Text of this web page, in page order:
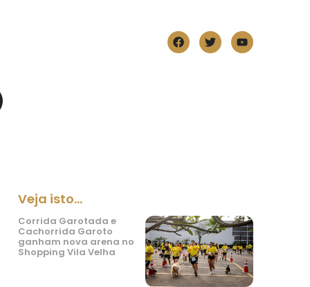
Veja isto...
Corrida Garotada e
Cachorrida Garoto
ganham nova arena no
Shopping Vila Velha